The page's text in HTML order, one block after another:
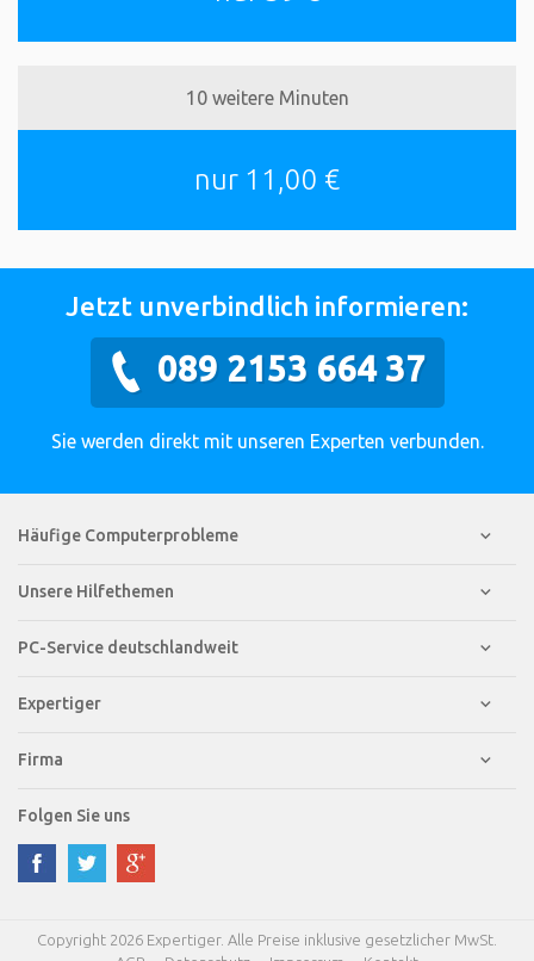
10 weitere Minuten
nur 11,00 €
Jetzt unverbindlich informieren:
089 2153 664 37
Sie werden direkt mit unseren Experten verbunden.
Häufige Computerprobleme
Unsere Hilfethemen
PC-Service deutschlandweit
Expertiger
Firma
Folgen Sie uns
Copyright 2026 Expertiger. Alle Preise inklusive gesetzlicher MwSt.